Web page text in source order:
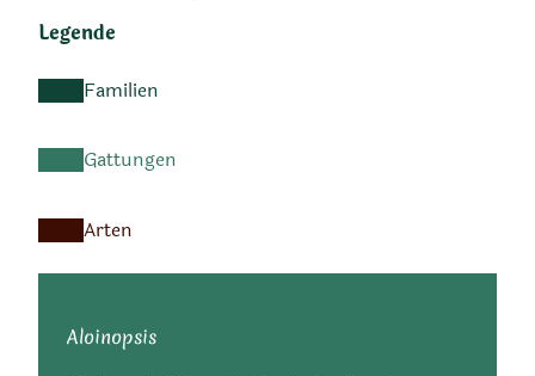
Legende
Familien
Gattungen
Arten
Aloinopsis